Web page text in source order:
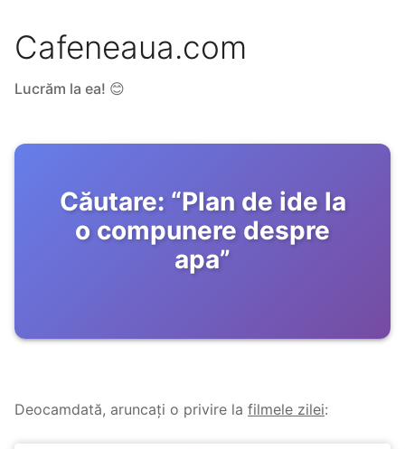
Cafeneaua.com
Lucrăm la ea! 😊
Căutare: “Plan de ide la
o compunere despre
apa”
Deocamdată, aruncați o privire la filmele zilei: